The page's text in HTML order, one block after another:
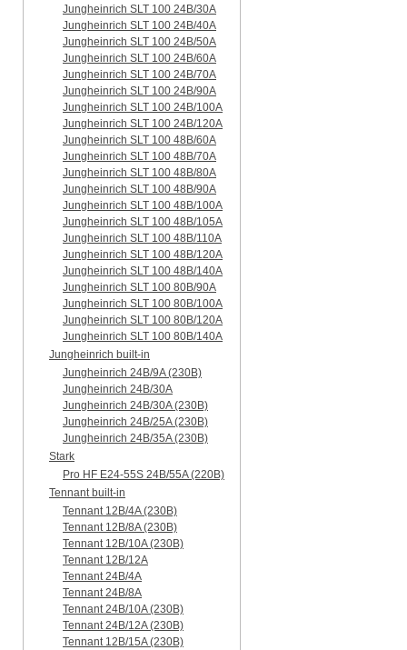
Jungheinrich SLT 100 24B/30A
Jungheinrich SLT 100 24B/40A
Jungheinrich SLT 100 24B/50A
Jungheinrich SLT 100 24B/60A
Jungheinrich SLT 100 24B/70A
Jungheinrich SLT 100 24B/90A
Jungheinrich SLT 100 24B/100A
Jungheinrich SLT 100 24B/120A
Jungheinrich SLT 100 48B/60A
Jungheinrich SLT 100 48B/70A
Jungheinrich SLT 100 48B/80A
Jungheinrich SLT 100 48B/90A
Jungheinrich SLT 100 48B/100A
Jungheinrich SLT 100 48B/105A
Jungheinrich SLT 100 48B/110A
Jungheinrich SLT 100 48B/120A
Jungheinrich SLT 100 48B/140A
Jungheinrich SLT 100 80B/90A
Jungheinrich SLT 100 80B/100A
Jungheinrich SLT 100 80B/120A
Jungheinrich SLT 100 80B/140A
Jungheinrich built-in
Jungheinrich 24B/9A (230B)
Jungheinrich 24B/30A
Jungheinrich 24B/30A (230B)
Jungheinrich 24B/25A (230B)
Jungheinrich 24B/35A (230B)
Stark
Pro HF E24-55S 24B/55A (220B)
Tennant built-in
Tennant 12B/4A (230B)
Tennant 12B/8A (230B)
Tennant 12B/10A (230B)
Tennant 12B/12A
Tennant 24B/4A
Tennant 24B/8A
Tennant 24B/10A (230B)
Tennant 24B/12A (230B)
Tennant 12B/15A (230B)